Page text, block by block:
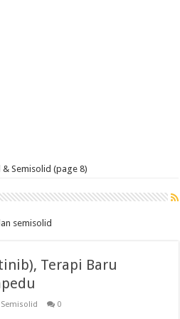
& Semisolid (page 8)
semisolid
Terapi Baru
0